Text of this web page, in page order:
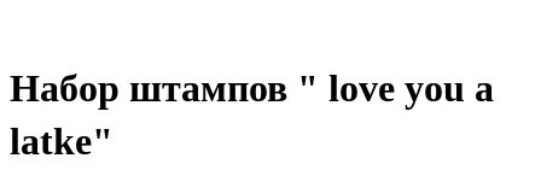
Набор штампов " love you a
latke"